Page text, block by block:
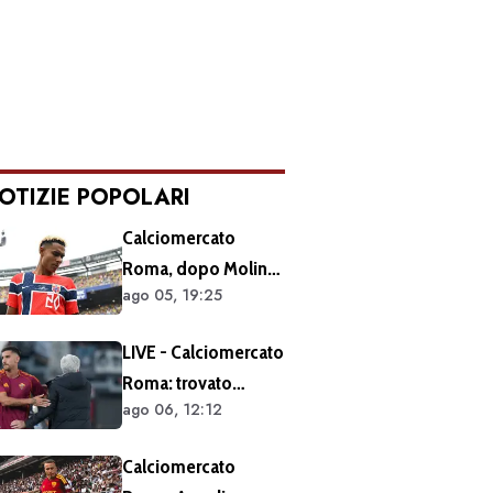
POPOLARI
Calciomercato
Roma, dopo Molina
si accelera sugli
prossimi obiettivi
ago 05, 19:25
LIVE - Calciomercato
Roma: trovato
l'accordo per il
Prolungamento di
ago 06, 12:12
Calciomercato